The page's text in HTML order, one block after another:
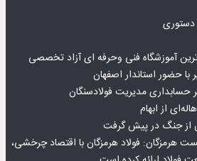
دستوری
آموزشگاه فنی وحرفه ای آزاد تخصصی
با حضور استاندار اصفهان
حسابداری مدیریت فولادسنگان
از ابهام
از جنگ در پیش گرفت
هرمزگان: فولاد هرمزگان با اقتصاد چرخشی،